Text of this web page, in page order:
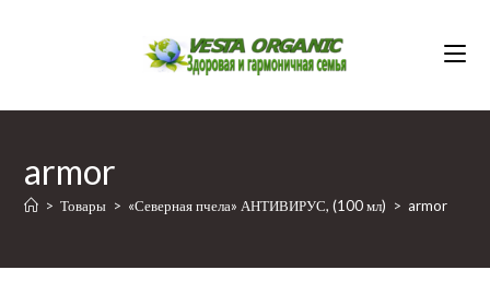
armor
> Товары > «Северная пчела» АНТИВИРУС, (100 мл) > armor